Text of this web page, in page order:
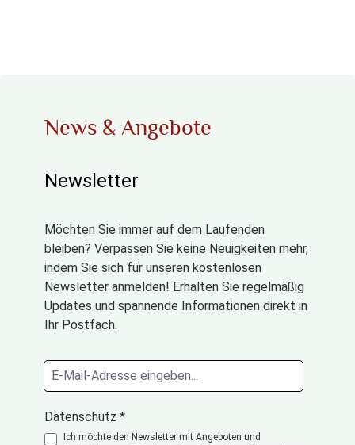
News & Angebote
Newsletter
Möchten Sie immer auf dem Laufenden
bleiben? Verpassen Sie keine Neuigkeiten mehr,
indem Sie sich für unseren kostenlosen
Newsletter anmelden! Erhalten Sie regelmäßig
Updates und spannende Informationen direkt in
Ihr Postfach.
Datenschutz *
Ich möchte den Newsletter mit Angeboten und